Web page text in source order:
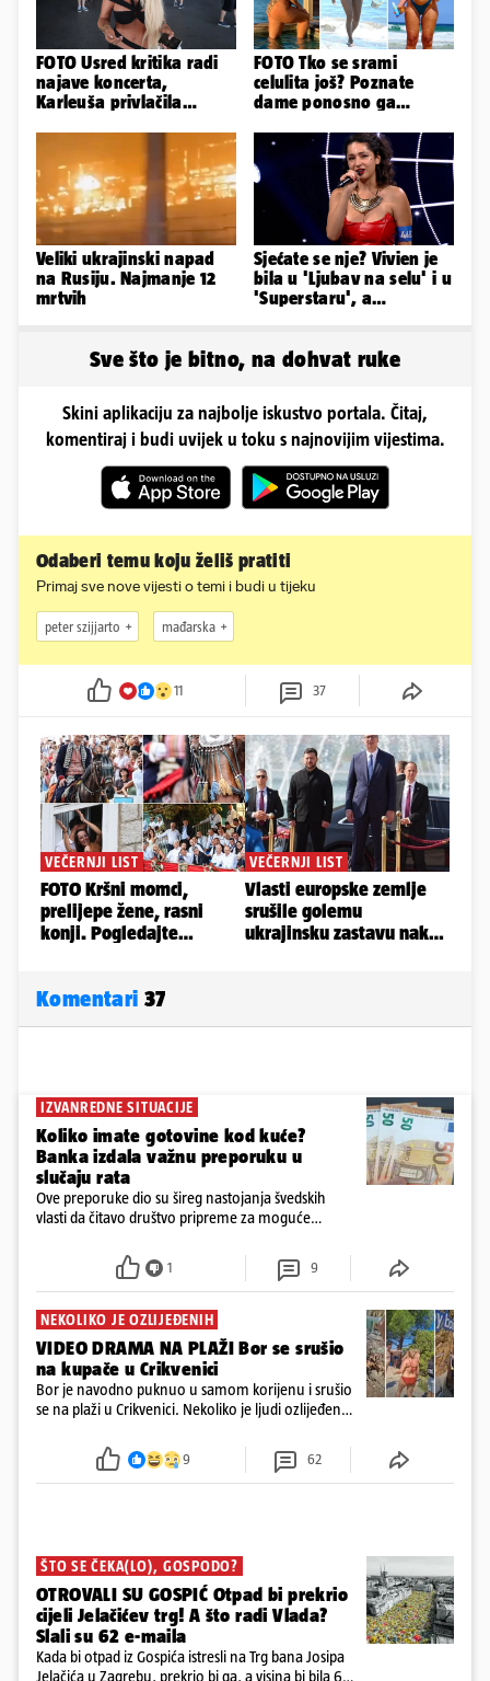
FOTO Usred kritika radi
najave koncerta,
Karleuša privlačila
FOTO Tko se srami
celulita još? Poznate
dame ponosno ga
obline
Veliki ukrajinski napad
na Rusiju. Najmanje 12
mrtvih
Sjećate se nje? Vivien je
bila u 'Ljubav na selu' i u
'Superstaru', a
Sve što je bitno, na dohvat ruke
Skini aplikaciju za najbolje iskustvo portala. Čitaj,
komentiraj i budi uvijek u toku s najnovijim vijestima.
Odaberi temu koju želiš pratiti
Primaj sve nove vijesti o temi i budi u tijeku
peter szijjarto mađarska
11 37
Komentari 37
IZVANREDNE SITUACIJE
Koliko imate gotovine kod kuće?
Banka izdala važnu preporuku u
slučaju rata
Ove preporuke dio su šireg nastojanja švedskih
vlasti da čitavo društvo pripreme za moguće
1 9
NEKOLIKO JE OZLIJEĐENIH
VIDEO DRAMA NA PLAŽI Bor se srušio
na kupače u Crikvenici
Bor je navodno puknuo u samom korijenu i srušio
se na plaži u Crikvenici. Nekoliko je ljudi ozlijeđeno,
9 62
ŠTO SE ČEKA(LO), GOSPODO?
OTROVALI SU GOSPIĆ Otpad bi prekrio
cijeli Jelačićev trg! A što radi Vlada?
Slali su 62 e-maila
Kada bi otpad iz Gospića istresli na Trg bana Josipa
Jelačića u Zagrebu, prekrio bi ga, a visina bi bila 6